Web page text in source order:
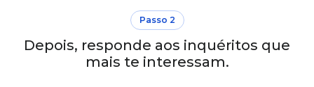
Passo 2
Depois, responde aos inquéritos que
mais te interessam.